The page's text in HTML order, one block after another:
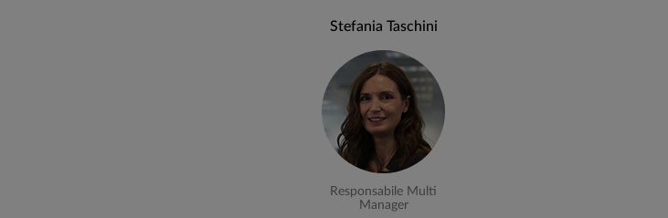
Investimenti in fondi/sicav obbligazionari e flessibili di tipo obbligazionario: 50%
Investimenti in fondi/sicav azionari/flessibili di tipo azionario: 50%
Investe in fondi/sicav del Gruppo Anima almeno il 70%
Il fondo è esposto al rischio di cambio in misura significativa (tra 30% e 50%).
La gestione è di tipo flessibile. Il team di gestione seleziona le migliori strategie all'interno
Stefania Taschini
Responsabile Multi
Manager